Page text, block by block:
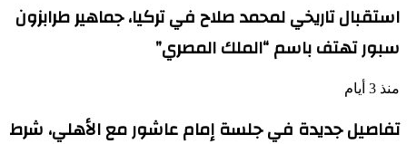
استقبال تاريخي لمحمد صلاح في تركيا، جماهير طرابزون
سبور تهتف باسم “الملك المصري”
منذ 3 أيام
تفاصيل جديدة في جلسة إمام عاشور مع الأهلي، شرط